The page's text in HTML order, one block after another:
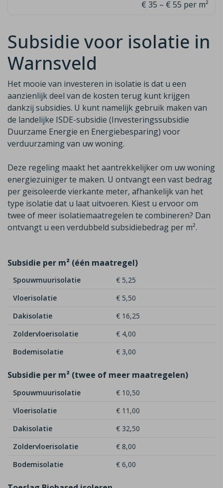
€ 35 – € 55 per m²
Subsidie voor isolatie in
Warnsveld
Het mooie van investeren in isolatie is dat u een
aanzienlijk deel van de kosten terug kunt krijgen
dankzij subsidies. U kunt namelijk gebruik maken van
de landelijke ISDE-subsidie (Investeringssubsidie
Duurzame Energie en Energiebesparing) voor
verduurzaming van uw woning.
Deze regeling maakt het aantrekkelijker om uw woning
energiezuiniger te maken. U ontvangt een vast bedrag
per geïsoleerde vierkante meter, afhankelijk van het
type isolatie dat u laat uitvoeren. Kiest u ervoor om
twee of meer isolatiemaatregelen te combineren? Dan
ontvangt u een verdubbeld subsidiebedrag per m².
Subsidie per m² (één maatregel)
Spouwmuurisolatie
€ 5,25
Vloerisolatie
€ 5,50
Dakisolatie
€ 16,25
Zoldervloerisolatie
€ 4,00
Bodemisolatie
€ 3,00
Subsidie per m² (twee of meer maatregelen)
Spouwmuurisolatie
€ 10,50
Vloerisolatie
€ 11,00
Dakisolatie
€ 32,50
Zoldervloerisolatie
€ 8,00
Bodemisolatie
€ 6,00